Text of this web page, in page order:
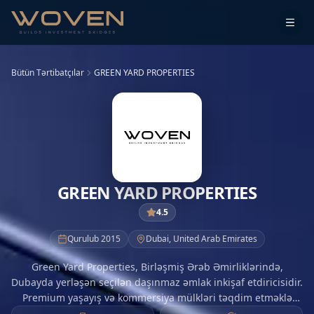
Bütün Tərtibatçılar GREEN YARD PROPERTIES
GREEN YARD PROPERTIES
4.5
Qurulub 2015 Dubai, United Arab Emirates
Green Yard Properties, Birləşmiş Ərəb Əmirliklərində,
Dubayda yerləşən seçilən daşınmaz əmlak inkişaf etdiricisidir.
Premium yaşayış və kommersiya mülkləri təqdim etməklə